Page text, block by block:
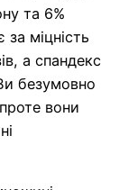
та 6%
за міцність
а спандекс
безумовно
вони